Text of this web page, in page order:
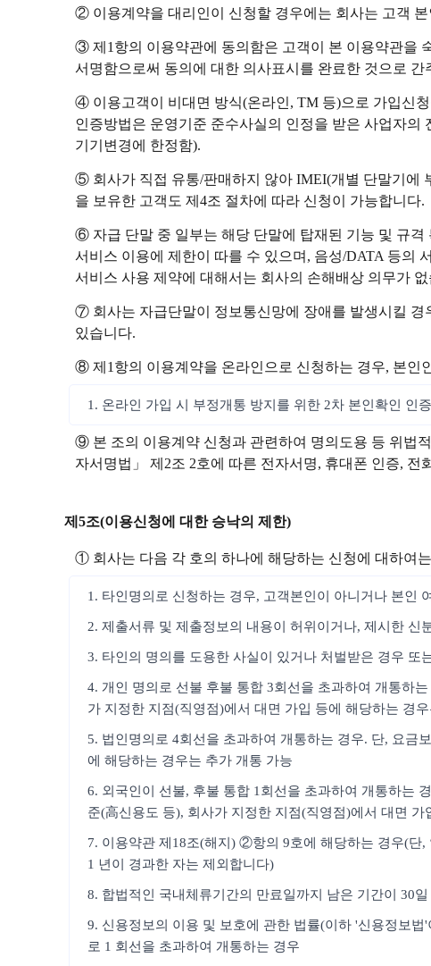
② 이용계약을 대리인이 신청할 경우에는 회사는 고객
③ 제1항의 이용약관에 동의함은 고객이 본 이용약관을
서명함으로써 동의에 대한 의사표시를 완료한 것으로 간
④ 이용고객이 비대면 방식(온라인, TM 등)으로 가입신
인증방법은 운영기준 준수사실의 인정을 받은 사업자
기기변경에 한정함).
⑤ 회사가 직접 유통/판매하지 않아 IMEI(개별 단말기에
을 보유한 고객도 제4조 절차에 따라 신청이 가능합니다.
⑥ 자급 단말 중 일부는 해당 단말에 탑재된 기능 및 규격
서비스 이용에 제한이 따를 수 있으며, 음성/DATA 등의
서비스 사용 제약에 대해서는 회사의 손해배상 의무가 없
⑦ 회사는 자급단말이 정보통신망에 장애를 발생시킬 경
있습니다.
⑧ 제1항의 이용계약을 온라인으로 신청하는 경우, 본인
1. 온라인 가입 시 부정개통 방지를 위한 2차 본인확인 인
⑨ 본 조의 이용계약 신청과 관련하여 명의도용 등 위법
자서명법」 제2조 2호에 따른 전자서명, 휴대폰 인증, 전
제5조(이용신청에 대한 승낙의 제한)
① 회사는 다음 각 호의 하나에 해당하는 신청에 대하여
1. 타인명의로 신청하는 경우, 고객본인이 아니거나 본인
2. 제출서류 및 제출정보의 내용이 허위이거나, 제시한 신
3. 타인의 명의를 도용한 사실이 있거나 처벌받은 경우 또
4. 개인 명의로 선불 후불 통합 3회선을 초과하여 개통하
가 지정한 지점(직영점)에서 대면 가입 등에 해당하는 경
5. 법인명의로 4회선을 초과하여 개통하는 경우. 단, 요금
에 해당하는 경우는 추가 개통 가능
6. 외국인이 선불, 후불 통합 1회선을 초과하여 개통하는
준(高신용도 등), 회사가 지정한 지점(직영점)에서 대면
7. 이용약관 제18조(해지) ②항의 9호에 해당하는 경우(단,
1 년이 경과한 자는 제외합니다)
8. 합법적인 국내체류기간의 만료일까지 남은 기간이 30
9. 신용정보의 이용 및 보호에 관한 법률(이하 '신용정보
로 1 회선을 초과하여 개통하는 경우